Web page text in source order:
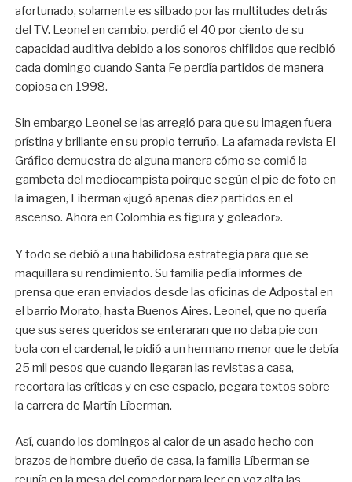
afortunado, solamente es silbado por las multitudes detrás
del TV. Leonel en cambio, perdió el 40 por ciento de su
capacidad auditiva debido a los sonoros chiflidos que recibió
cada domingo cuando Santa Fe perdía partidos de manera
copiosa en 1998.
Sin embargo Leonel se las arregló para que su imagen fuera
prístina y brillante en su propio terruño. La afamada revista El
Gráfico demuestra de alguna manera cómo se comió la
gambeta del mediocampista poirque según el pie de foto en
la imagen, Liberman «jugó apenas diez partidos en el
ascenso. Ahora en Colombia es figura y goleador».
Y todo se debió a una habilidosa estrategia para que se
maquillara su rendimiento. Su familia pedía informes de
prensa que eran enviados desde las oficinas de Adpostal en
el barrio Morato, hasta Buenos Aires. Leonel, que no quería
que sus seres queridos se enteraran que no daba pie con
bola con el cardenal, le pidió a un hermano menor que le debía
25 mil pesos que cuando llegaran las revistas a casa,
recortara las críticas y en ese espacio, pegara textos sobre
la carrera de Martín Líberman.
Así, cuando los domingos al calor de un asado hecho con
brazos de hombre dueño de casa, la familia Líberman se